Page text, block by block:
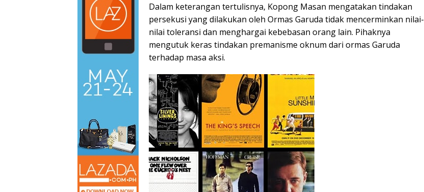
Dalam keterangan tertulisnya, Kopong Masan mengatakan tindakan
persekusi yang dilakukan oleh Ormas Garuda tidak mencerminkan nilai-
nilai toleransi dan menghargai kebebasan orang lain. Pihaknya
mengutuk keras tindakan premanisme oknum dari ormas Garuda
terhadap masa aksi.